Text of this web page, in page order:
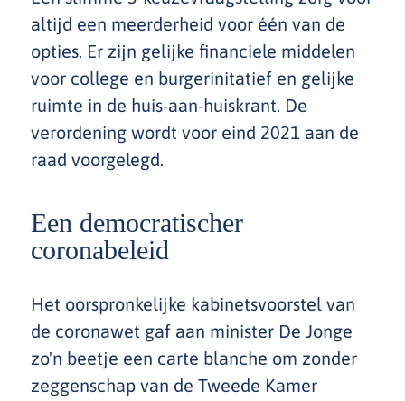
altijd een meerderheid voor één van de
opties. Er zijn gelijke financiele middelen
voor college en burgerinitatief en gelijke
ruimte in de huis-aan-huiskrant. De
verordening wordt voor eind 2021 aan de
raad voorgelegd.
Een democratischer
coronabeleid
Het oorspronkelijke kabinetsvoorstel van
de coronawet gaf aan minister De Jonge
zo'n beetje een carte blanche om zonder
zeggenschap van de Tweede Kamer